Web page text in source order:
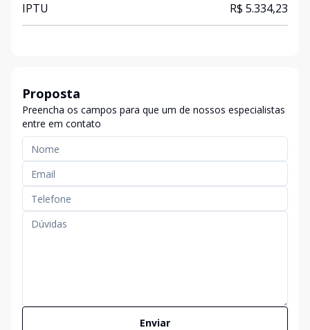
IPTU R$ 5.334,23
Proposta
Preencha os campos para que um de nossos especialistas
entre em contato
Enviar